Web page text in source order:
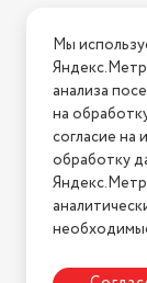
2026 ©
Мы
анализа
на
согласие на
обработку